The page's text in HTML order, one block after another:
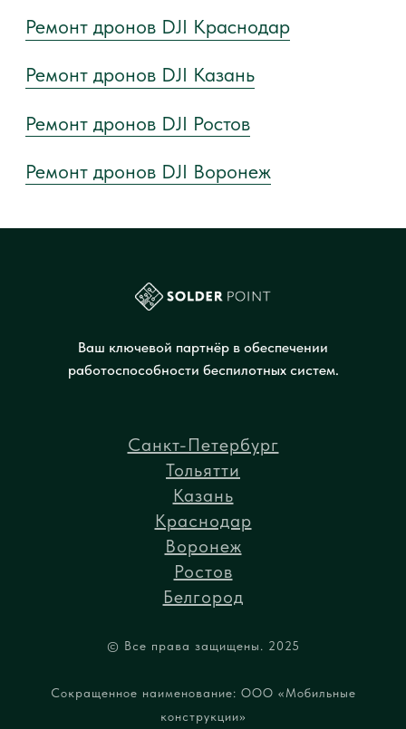
Ваш ключевой партнёр в обеспечении
работоспособности беспилотных систем.
Санкт-Петербург
Тольятти
Казань
Краснодар
Воронеж
Ростов
Белгород
© Все права защищены. 2025
Сокращенное наименование: ООО «Мобильные
конструкции»